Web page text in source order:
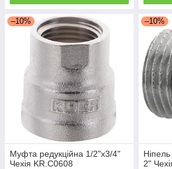
–10%
Муфта редукційна 1/2"х3/4"
Чехія KR.C0608
–10%
2"